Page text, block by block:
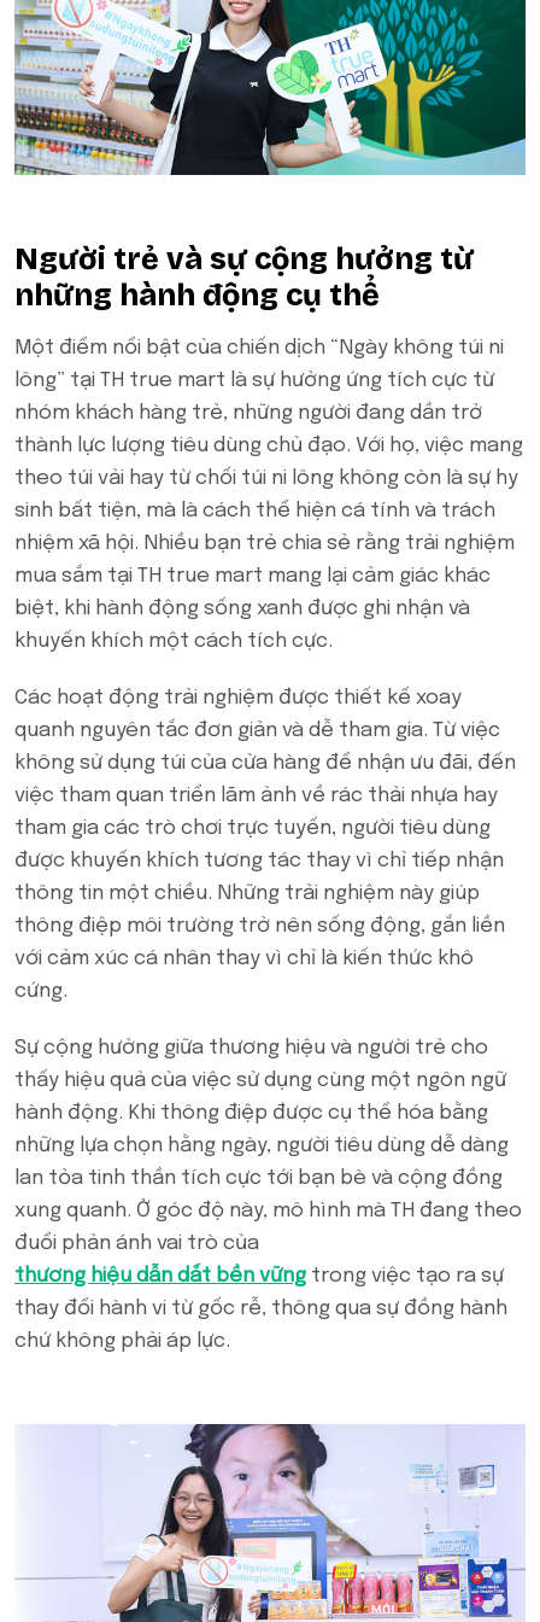
Người trẻ và sự cộng hưởng từ
những hành động cụ thể
Một điểm nổi bật của chiến dịch “Ngày không túi ni
lông” tại TH true mart là sự hưởng ứng tích cực từ
nhóm khách hàng trẻ, những người đang dần trở
thành lực lượng tiêu dùng chủ đạo. Với họ, việc mang
theo túi vải hay từ chối túi ni lông không còn là sự hy
sinh bất tiện, mà là cách thể hiện cá tính và trách
nhiệm xã hội. Nhiều bạn trẻ chia sẻ rằng trải nghiệm
mua sắm tại TH true mart mang lại cảm giác khác
biệt, khi hành động sống xanh được ghi nhận và
khuyến khích một cách tích cực.
Các hoạt động trải nghiệm được thiết kế xoay
quanh nguyên tắc đơn giản và dễ tham gia. Từ việc
không sử dụng túi của cửa hàng để nhận ưu đãi, đến
việc tham quan triển lãm ảnh về rác thải nhựa hay
tham gia các trò chơi trực tuyến, người tiêu dùng
được khuyến khích tương tác thay vì chỉ tiếp nhận
thông tin một chiều. Những trải nghiệm này giúp
thông điệp môi trường trở nên sống động, gắn liền
với cảm xúc cá nhân thay vì chỉ là kiến thức khô
cứng.
Sự cộng hưởng giữa thương hiệu và người trẻ cho
thấy hiệu quả của việc sử dụng cùng một ngôn ngữ
hành động. Khi thông điệp được cụ thể hóa bằng
những lựa chọn hằng ngày, người tiêu dùng dễ dàng
lan tỏa tinh thần tích cực tới bạn bè và cộng đồng
xung quanh. Ở góc độ này, mô hình mà TH đang theo
đuổi phản ánh vai trò của
thương hiệu dẫn dắt bền vững trong việc tạo ra sự
thay đổi hành vi từ gốc rễ, thông qua sự đồng hành
chứ không phải áp lực.